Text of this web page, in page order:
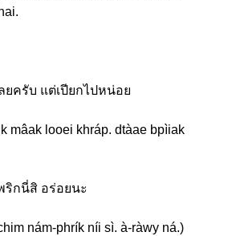
ยครับ แต่เปียกไปหน่อย
mâak looei khráp. dtàae bpìiak
ริกนี่สิ อร่อยนะ
nám-phrík níi sì. à-ràwy ná.)